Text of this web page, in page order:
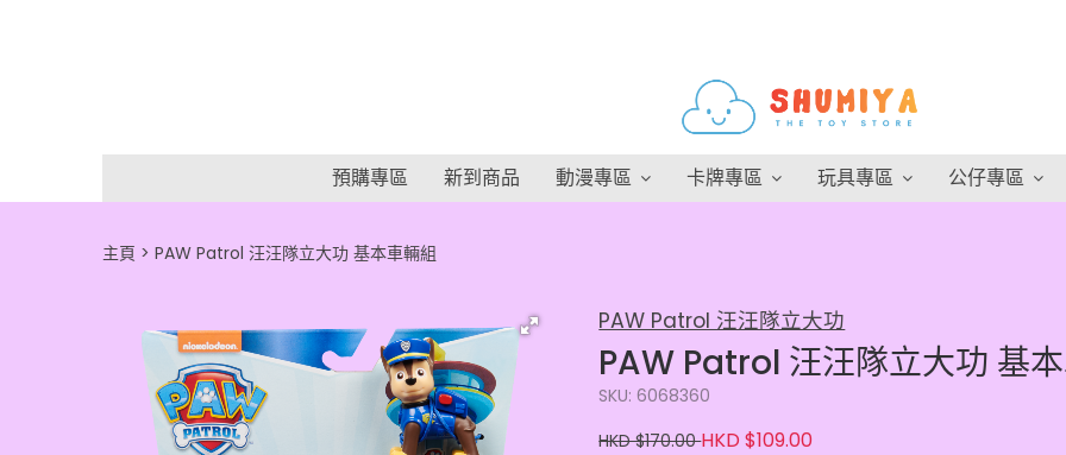
預購專區 新到商品 動漫專區 卡牌專區 玩具專區 公仔專區
主頁 PAW Patrol 汪汪隊立大功 基本車輛組
PAW Patrol 汪汪隊立大功
PAW Patrol 汪汪隊立大功 基
SKU: 6068360
HKD $170.00HKD $109.00